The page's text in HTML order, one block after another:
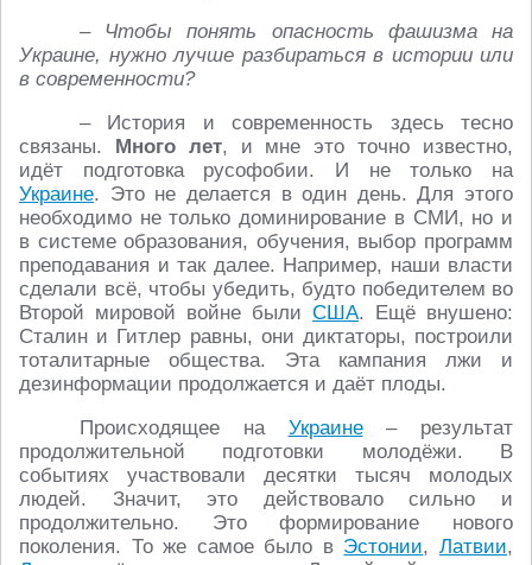
– Чтобы понять опасность фашизма на
Украине, нужно лучше разбираться в истории или
в современности?
– История и современность здесь тесно
связаны. Много лет, и мне это точно известно,
идёт подготовка русофобии. И не только на
Украине. Это не делается в один день. Для этого
необходимо не только доминирование в СМИ, но и
в системе образования, обучения, выбор программ
преподавания и так далее. Например, наши власти
сделали всё, чтобы убедить, будто победителем во
Второй мировой войне были США. Ещё внушено:
Сталин и Гитлер равны, они диктаторы, построили
тоталитарные общества. Эта кампания лжи и
дезинформации продолжается и даёт плоды.
Происходящее на Украине– результат
продолжительной подготовки молодёжи. В
событиях участвовали десятки тысяч молодых
людей. Значит, это действовало сильно и
продолжительно. Это формирование нового
поколения. То же самое было в Эстонии,Латвии,